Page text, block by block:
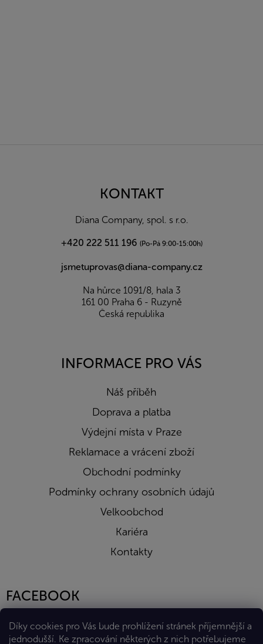
Díky cookies pro Vás bude prohlížení stránek příjemnější a
jednodušší. Ke zpracování některých z nich potřebujeme
KONTAKT
Diana Company, spol. s r.o.
+420 222 511 196 (Po-Pá 9:00-15:00h)
jsmetuprovas@diana-company.cz
Na hůrce 1091/8, hala 3
161 00 Praha 6 - Ruzyně
Česká republika
INFORMACE PRO VÁS
Náš příběh
Doprava a platba
Výdejní místa v Praze
Reklamace a vrácení zboží
Obchodní podmínky
Podmínky ochrany osobních údajů
Velkoobchod
Kariéra
Kontakty
FACEBOOK